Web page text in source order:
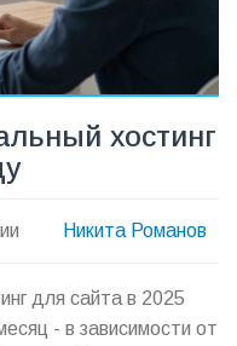
хостинг
Никита Романов
для сайта в 2025
- в зависимости от